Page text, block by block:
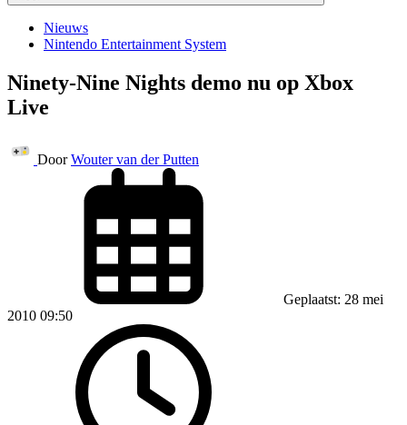
Nieuws
Nintendo Entertainment System
Ninety-Nine Nights demo nu op Xbox
Live
Door Wouter van der Putten
Geplaatst: 28 mei
2010 09:50